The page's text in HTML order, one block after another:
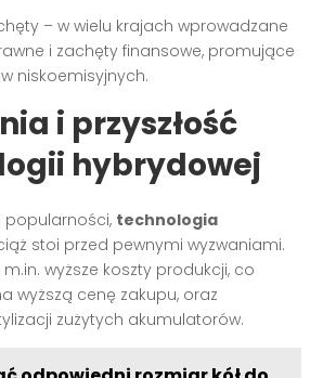
– w wielu krajach wprowadzane
i zachęty finansowe, promujące
niskoemisyjnych.
i przyszłość
hybrydowej
popularności, technologia
stoi przed pewnymi wyzwaniami.
wyższe koszty produkcji, co
wyższą cenę zakupu, oraz
zużytych akumulatorów.